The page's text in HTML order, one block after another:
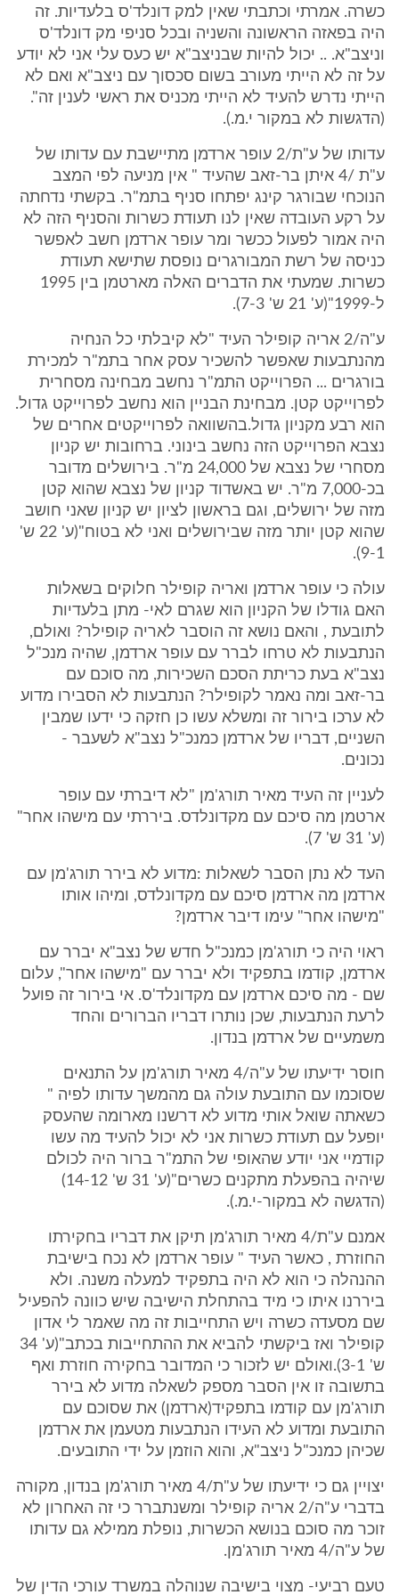
כשרה. אמרתי וכתבתי שאין למק דונלד'ס בלעדיות. זה
היה בפאזה הראשונה והשניה ובכל סניפי מק דונלד'ס
וניצב"א. .. יכול להיות שבניצב"א יש כעס עלי אני לא יודע
על זה לא הייתי מעורב בשום סכסוך עם ניצב"א ואם לא
הייתי נדרש להעיד לא הייתי מכניס את ראשי לענין זה".
(הדגשות לא במקור י.מ.).
עדותו של ע"ת/2 עופר ארדמן מתיישבת עם עדותו של
ע"ת /4 איתן בר-זאב שהעיד " אין מניעה לפי המצב
הנוכחי שבורגר קינג יפתחו סניף בתמ"ר. בקשתי נדחתה
על רקע העובדה שאין לנו תעודת כשרות והסניף הזה לא
היה אמור לפעול ככשר ומר עופר ארדמן חשב לאפשר
כניסה של רשת המבורגרים נופסת שתישא תעודת
כשרות. שמעתי את הדברים האלה מארטמן בין 1995
ל-1999"(ע' 21 ש' 7-3).
ע"ה/2 אריה קופילר העיד "לא קיבלתי כל הנחיה
מהנתבעות שאפשר להשכיר עסק אחר בתמ"ר למכירת
בורגרים ... הפרוייקט התמ"ר נחשב מבחינה מסחרית
לפרוייקט קטן. מבחינת הבניין הוא נחשב לפרוייקט גדול.
הוא רבע מקניון גדול.בהשוואה לפרוייקטים אחרים של
נצבא הפרוייקט הזה נחשב בינוני. ברחובות יש קניון
מסחרי של נצבא של 24,000 מ"ר. בירושלים מדובר
בכ-7,000 מ"ר. יש באשדוד קניון של נצבא שהוא קטן
מזה של ירושלים, וגם בראשון לציון יש קניון שאני חושב
שהוא קטן יותר מזה שבירושלים ואני לא בטוח"(ע' 22 ש'
9-1).
עולה כי עופר ארדמן ואריה קופילר חלוקים בשאלות
האם גודלו של הקניון הוא שגרם לאי- מתן בלעדיות
לתובעת , והאם נושא זה הוסבר לאריה קופילר? ואולם,
הנתבעות לא טרחו לברר עם עופר ארדמן, שהיה מנכ"ל
נצב"א בעת כריתת הסכם השכירות, מה סוכם עם
בר-זאב ומה נאמר לקופילר? הנתבעות לא הסבירו מדוע
לא ערכו בירור זה ומשלא עשו כן חזקה כי ידעו שמבין
השניים, דבריו של ארדמן כמנכ"ל נצב"א לשעבר -
נכונים.
לעניין זה העיד מאיר תורג'מן "לא דיברתי עם עופר
ארטמן מה סיכם עם מקדונלדס. ביררתי עם מישהו אחר"
(ע' 31 ש' 7).
העד לא נתן הסבר לשאלות :מדוע לא בירר תורג'מן עם
ארדמן מה ארדמן סיכם עם מקדונלדס, ומיהו אותו
"מישהו אחר" עימו דיבר ארדמן?
ראוי היה כי תורג'מן כמנכ"ל חדש של נצב"א יברר עם
ארדמן, קודמו בתפקיד ולא יברר עם "מישהו אחר", עלום
שם - מה סיכם ארדמן עם מקדונלד'ס. אי בירור זה פועל
לרעת הנתבעות, שכן נותרו דבריו הברורים והחד
משמעיים של ארדמן בנדון.
חוסר ידיעתו של ע"ה/4 מאיר תורג'מן על התנאים
שסוכמו עם התובעת עולה גם מהמשך עדותו לפיה "
כשאתה שואל אותי מדוע לא דרשנו מארומה שהעסק
יופעל עם תעודת כשרות אני לא יכול להעיד מה עשו
קודמיי אני יודע שהאופי של התמ"ר ברור היה לכולם
שיהיה בהפעלת מתקנים כשרים"(ע' 31 ש' 14-12)
(הדגשה לא במקור-י.מ.).
אמנם ע"ת/4 מאיר תורג'מן תיקן את דבריו בחקירתו
החוזרת , כאשר העיד " עופר ארדמן לא נכח בישיבת
ההנהלה כי הוא לא היה בתפקיד למעלה משנה. ולא
ביררנו איתו כי מיד בהתחלת הישיבה שיש כוונה להפעיל
שם מסעדה כשרה ויש התחייבות זה מה שאמר לי אדון
קופילר ואז ביקשתי להביא את ההתחייבות בכתב"(ע' 34
ש' 3-1).ואולם יש לזכור כי המדובר בחקירה חוזרת ואף
בתשובה זו אין הסבר מספק לשאלה מדוע לא בירר
תורג'מן עם קודמו בתפקיד(ארדמן) את שסוכם עם
התובעת ומדוע לא העידו הנתבעות מטעמן את ארדמן
שכיהן כמנכ"ל ניצב"א, והוא הוזמן על ידי התובעים.
יצויין גם כי ידיעתו של ע"ת/4 מאיר תורג'מן בנדון, מקורה
בדברי ע"ה/2 אריה קופילר ומשנתברר כי זה האחרון לא
זוכר מה סוכם בנושא הכשרות, נופלת ממילא גם עדותו
של ע"ה/4 מאיר תורג'מן.
טעם רביעי- מצוי בישיבה שנוהלה במשרד עורכי הדין של